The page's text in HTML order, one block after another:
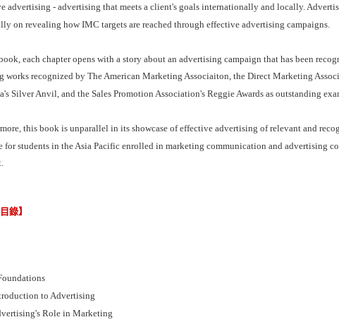
advertising - advertising that meets a client's goals internationally and locally.
on revealing how IMC targets are reached through effective advertising campaigns.
each chapter opens with a story about an advertising campaign that has been
works recognized by The American Marketing Associaiton, the Direct Marketing
Silver Anvil, and the Sales Promotion Association's Reggie Awards as outstanding
this book is unparallel in its showcase of effective advertising of relevant and
for students in the Asia Pacific enrolled in marketing communication and advertising
錄】
to Advertising
Role in Marketing